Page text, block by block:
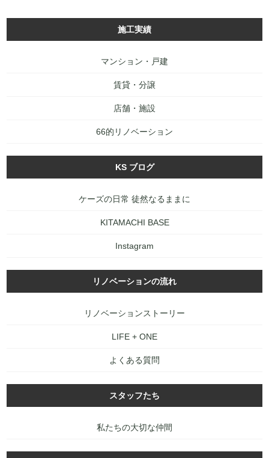
施工実績
マンション・戸建
賃貸・分譲
店舗・施設
66的リノベーション
KS ブログ
ケーズの日常 徒然なるままに
KITAMACHI BASE
Instagram
リノベーションの流れ
リノベーションストーリー
LIFE + ONE
よくある質問
スタッフたち
私たちの大切な仲間